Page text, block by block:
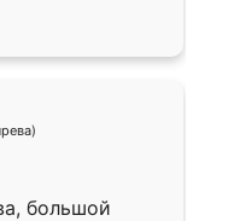
большой